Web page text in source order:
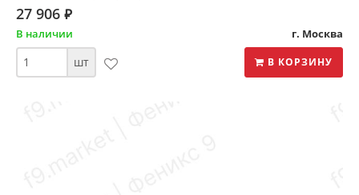
27 906 ⃏
В наличии г. Москва
шт В КОРЗИНУ